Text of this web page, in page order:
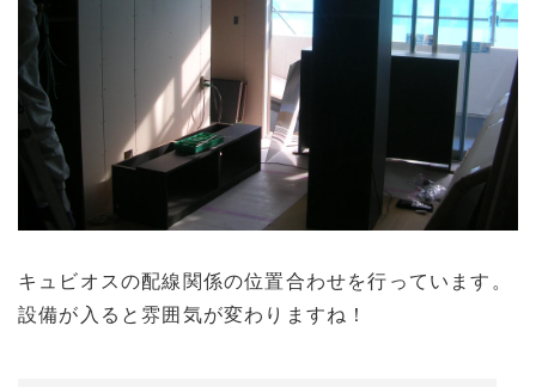
キュビオスの配線関係の位置合わせを行っています。
設備が入ると雰囲気が変わりますね！